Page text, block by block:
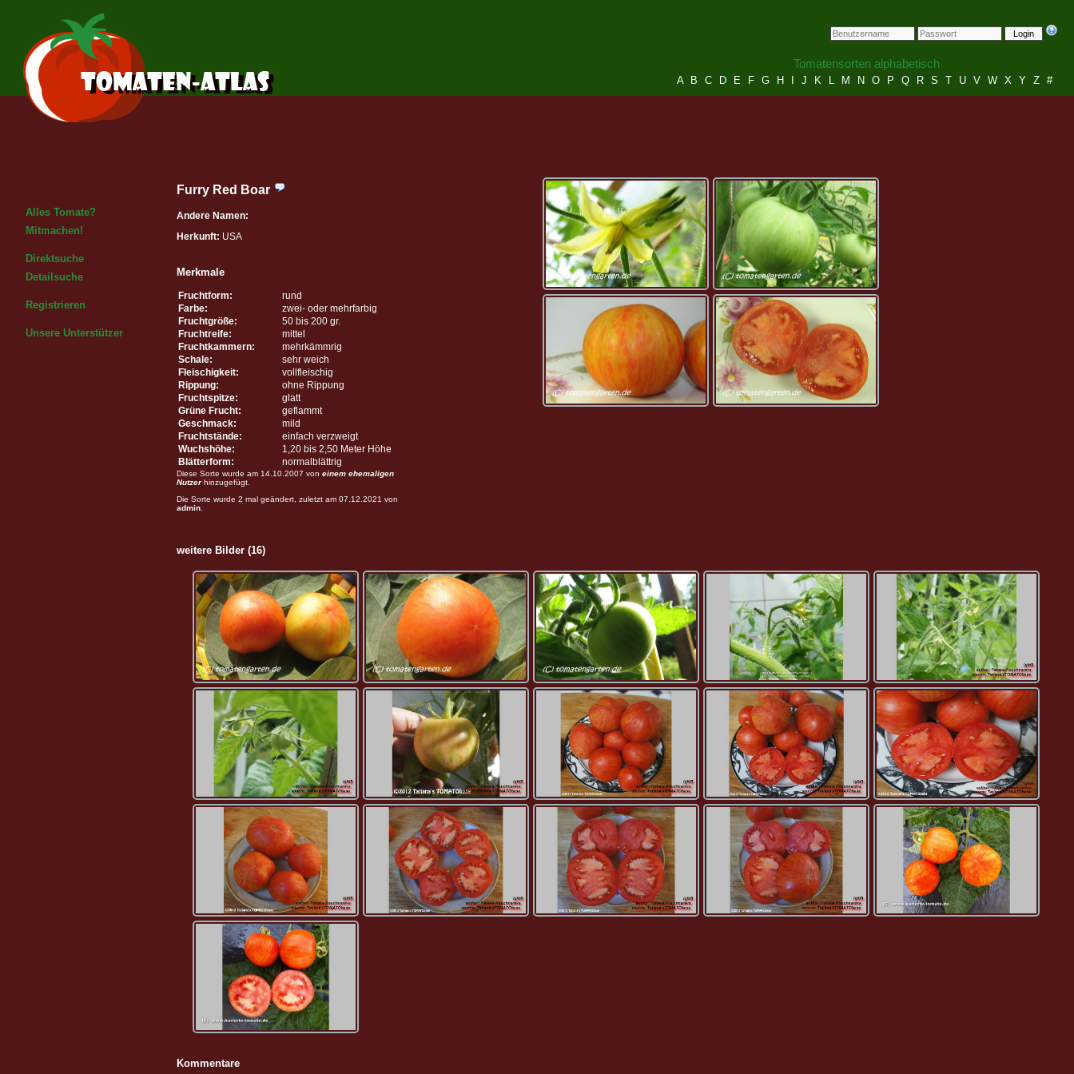
Login
Tomatensorten alphabetisch
A B C D E F G H J K L M N O P Q R S T U V W X Y Z #
Alles Tomate?
Mitmachen!
Direktsuche
Detailsuche
Registrieren
Unsere Unterstützer
Furry Red Boar
Andere Namen:
Herkunft: USA
Merkmale
Fruchtform:
rund
Farbe:
zwei- oder mehrfarbig
Fruchtgröße:
50 bis 200 gr.
Fruchtreife:
mittel
Fruchtkammern:
mehrkämmrig
Schale:
sehr weich
Fleischigkeit:
vollfleischig
Rippung:
ohne Rippung
Fruchtspitze:
glatt
Grüne Frucht:
geflammt
Geschmack:
mild
Fruchtstände:
einfach verzweigt
Wuchshöhe:
1,20 bis 2,50 Meter Höhe
Blätterform:
normalblättrig
Diese Sorte wurde am 14.10.2007 von einem ehemaligen
Nutzerhinzugefügt.
Die Sorte wurde 2 mal geändert, zuletzt am 07.12.2021 von
admin
weitere Bilder (16)
Kommentare